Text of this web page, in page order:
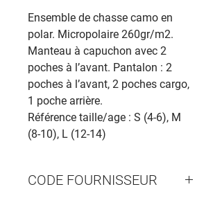
Ensemble de chasse camo en
polar. Micropolaire 260gr/m2.
Manteau à capuchon avec 2
poches à l’avant. Pantalon : 2
poches à l’avant, 2 poches cargo,
1 poche arrière.
Référence taille/age : S (4-6), M
(8-10), L (12-14)
CODE FOURNISSEUR